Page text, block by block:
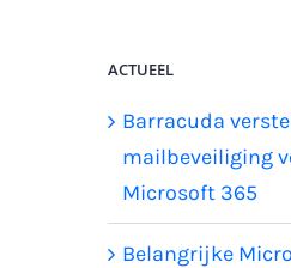
ACTUEEL
Barracuda
mailbeveiliging
Microsoft 365
Belangrijke